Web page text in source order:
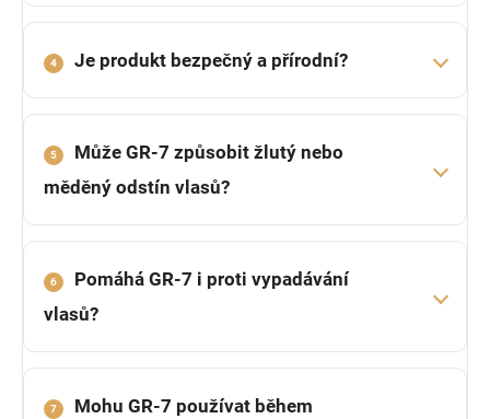
4 Je produkt bezpečný a přírodní?
5
Může GR-7 způsobit žlutý nebo
měděný odstín vlasů?
6
Pomáhá GR-7 i proti vypadávání
vlasů?
7
Mohu GR-7 používat během